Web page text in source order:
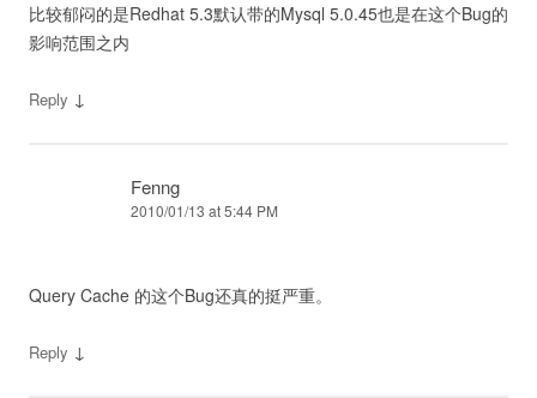
比较郁闷的是Redhat 5.3默认带的Mysql 5.0.45也是在这个Bug的
影响范围之内
Reply ↓
Fenng
2010/01/13 at 5:44 PM
Query Cache 的这个Bug还真的挺严重。
Reply ↓